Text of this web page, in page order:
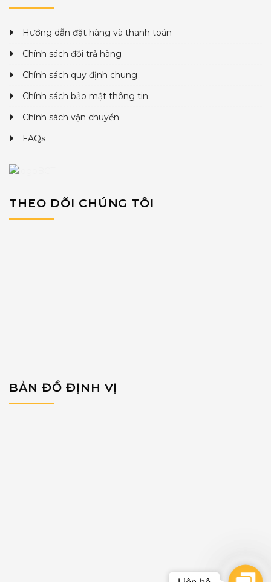
Hướng dẫn đặt hàng và thanh toán
Chính sách đổi trả hàng
Chính sách quy định chung
Chính sách bảo mật thông tin
Chính sách vận chuyển
FAQs
THEO DÕI CHÚNG TÔI
BẢN ĐỒ ĐỊNH VỊ